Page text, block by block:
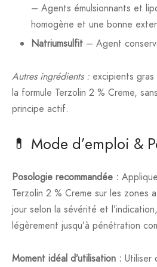
– Agents émulsionnants et
homogène et une bonne
Natriumsulfit– Agent
Autres ingrédients : excipients
la formule Terzolin 2 % Creme,
principe actif.
💊 Mode d’emploi &
Posologie recommandée :
Terzolin 2 % Creme sur les zones
jour selon la sévérité et
légèrement jusqu’à pénétration
Moment idéal d’utilisation : Utiliser